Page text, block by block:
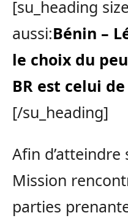
[su_heading
aussi:Bénin –
le choix du
BR est celui
[/su_heading]
Afin d’atteindre
Mission
parties